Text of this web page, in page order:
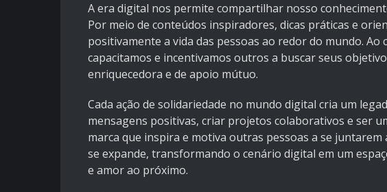
A era digital nos permite compartilhar nosso
Por meio de conteúdos inspiradores, dicas práticas e
positivamente a vida das pessoas ao redor do mundo.
capacitamos e incentivamos outros a buscar seus
enriquecedora e de apoio mútuo.
Cada ação de solidariedade no mundo digital cria um
mensagens positivas, criar projetos colaborativos e ser
marca que inspira e motiva outras pessoas a se
se expande, transformando o cenário digital em um
e amor ao próximo.